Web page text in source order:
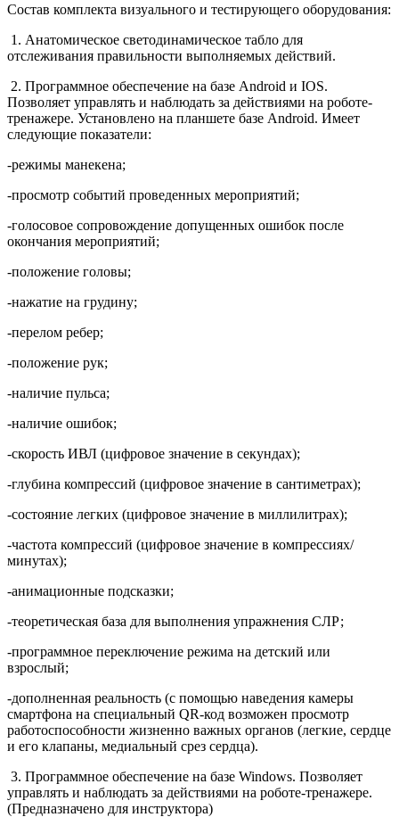
Состав комплекта визуального и тестирующего оборудования:
1. Анатомическое светодинамическое табло для
отслеживания правильности выполняемых действий.
2. Программное обеспечение на базе Android и IOS.
Позволяет управлять и наблюдать за действиями на роботе-
тренажере. Установлено на планшете базе Android. Имеет
следующие показатели:
-режимы манекена;
-просмотр событий проведенных мероприятий;
-голосовое сопровождение допущенных ошибок после
окончания мероприятий;
-положение головы;
-нажатие на грудину;
-перелом ребер;
-положение рук;
-наличие пульса;
-наличие ошибок;
-скорость ИВЛ (цифровое значение в секундах);
-глубина компрессий (цифровое значение в сантиметрах);
-состояние легких (цифровое значение в миллилитрах);
-частота компрессий (цифровое значение в компрессиях/
минутах);
-анимационные подсказки;
-теоретическая база для выполнения упражнения СЛР;
-программное переключение режима на детский или
взрослый;
-дополненная реальность (с помощью наведения камеры
смартфона на специальный QR-код возможен просмотр
работоспособности жизненно важных органов (легкие, сердце
и его клапаны, медиальный срез сердца).
3. Программное обеспечение на базе Windows. Позволяет
управлять и наблюдать за действиями на роботе-тренажере.
(Предназначено для инструктора)